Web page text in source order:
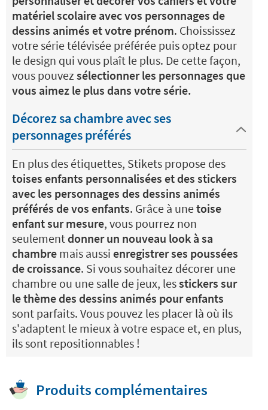
matériel scolaire avec vos personnages de
dessins animés et votre prénom. Choississez
votre série télévisée préférée puis optez pour
le design qui vous plaît le plus. De cette façon,
vous pouvez sélectionner les personnages que
vous aimez le plus dans votre série.
Décorez sa chambre avec ses
personnages préférés
En plus des étiquettes, Stikets propose des
toises enfants personnalisées et des stickers
avec les personnages des dessins animés
préférés de vos enfants. Grâce à unetoise
enfant sur mesure, vous pourrez non
seulement donner un nouveau look à sa
chambre mais aussi enregistrer ses poussées
de croissance. Si vous souhaitez décorer une
chambre ou une salle de jeux, lesstickers sur
le thème des dessins animés pour enfants
sont parfaits. Vous pouvez les placer là où ils
s'adaptent le mieux à votre espace et, en plus,
ils sont repositionnables !
Produits complémentaires